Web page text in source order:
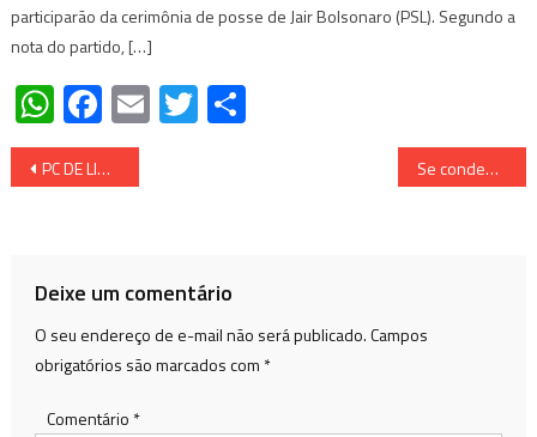
participarão da cerimônia de posse de Jair Bolsonaro (PSL). Segundo a
nota do partido, […]
WhatsApp
Facebook
EmailTwitter
Navegação
PC DE LINHARES E SOORETAMA prendem criminosos de alta periculosidade, apreendem armas e drogas – VÍDEOS E FOTOS Se condenado pelo STF, onde Bolsonaro pode ficar preso?
Deixe um comentário
O seu endereço de e-mail não será publicado.Campos
obrigatórios são marcados com *
Comentário *